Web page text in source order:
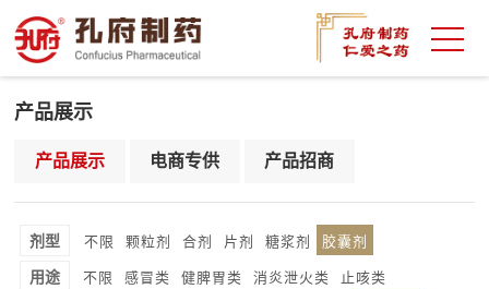
产品展示
产品展示 电商专供 产品招商
剂型 不限 颗粒剂 合剂 片剂 糖浆剂 胶囊剂
用途 不限 感冒类 健脾胃类 消炎泄火类
止咳类